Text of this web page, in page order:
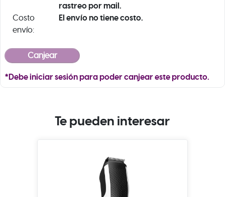
rastreo por mail.
Costo
envío:
El envío no tiene costo.
*Debe iniciar sesión para poder canjear este producto.
Te pueden interesar